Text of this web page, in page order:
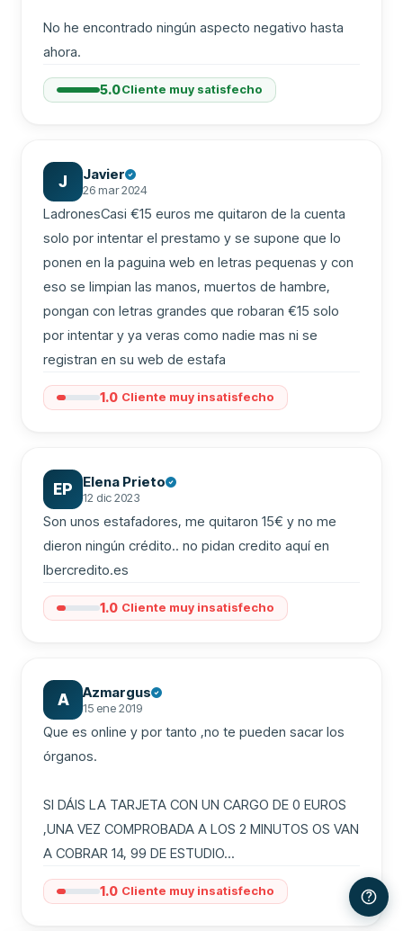
No he encontrado ningún aspecto negativo hasta
ahora.
5.0Cliente muy satisfecho
J Javier
26 mar 2024
LadronesCasi €15 euros me quitaron de la cuenta
solo por intentar el prestamo y se supone que lo
ponen en la paguina web en letras pequenas y con
eso se limpian las manos, muertos de hambre,
pongan con letras grandes que robaran €15 solo
por intentar y ya veras como nadie mas ni se
registran en su web de estafa
1.0 Cliente muy insatisfecho
EP Elena Prieto
12 dic 2023
Son unos estafadores, me quitaron 15€ y no me
dieron ningún crédito.. no pidan credito aquí en
Ibercredito.es
1.0 Cliente muy insatisfecho
A Azmargus
15 ene 2019
Que es online y por tanto ,no te pueden sacar los
órganos.
SI DÁIS LA TARJETA CON UN CARGO DE 0 EUROS
,UNA VEZ COMPROBADA A LOS 2 MINUTOS OS VAN
A COBRAR 14, 99 DE ESTUDIO...
1.0 Cliente muy insatisfecho